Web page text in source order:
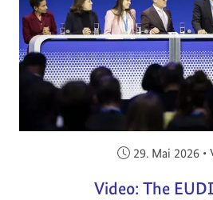
Veröffentlicht
29. Mai 2026 •
Video: The